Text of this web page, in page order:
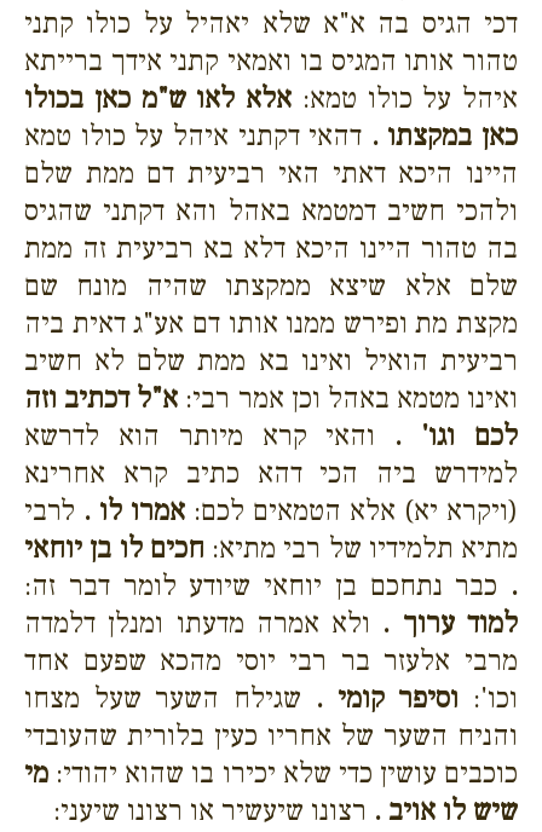
דכי הגיס בה א"א שלא יאהיל על כולו קתני
טהור אותו המגיס בו ואמאי קתני אידך ברייתא
איהל על כולו טמא: אלא לאו ש"מ כאן בכולו
כאן במקצתו . דהאי דקתני איהל על כולו טמא
היינו היכא דאתי האי רביעית דם ממת שלם
ולהכי חשיב דמטמא באהל והא דקתני שהגיס
בה טהור היינו היכא דלא בא רביעית זה ממת
שלם אלא שיצא ממקצתו שהיה מונח שם
מקצת מת ופירש ממנו אותו דם אע"ג דאית ביה
רביעית הואיל ואינו בא ממת שלם לא חשיב
ואינו מטמא באהל וכן אמר רבי: א"ל דכתיב וזה
לכם וגו' . והאי קרא מיותר הוא לדרשא
למידרש ביה הכי דהא כתיב קרא אחרינא
(ויקרא יא) אלא הטמאים לכם: אמרו לו . לרבי
מתיא תלמידיו של רבי מתיא: חכים לו בן יוחאי
. כבר נתחכם בן יוחאי שיודע לומר דבר זה:
למוד ערוך . ולא אמרה מדעתו ומנלן דלמדה
מרבי אלעזר בר רבי יוסי מהכא שפעם אחד
וכו': וסיפר קומי . שגילח השער שעל מצחו
והניח השער של אחריו כעין בלורית שהעובדי
כוכבים עושין כדי שלא יכירו בו שהוא יהודי: מי
שיש לו אויב . רצונו שיעשיר או רצונו שיעני: